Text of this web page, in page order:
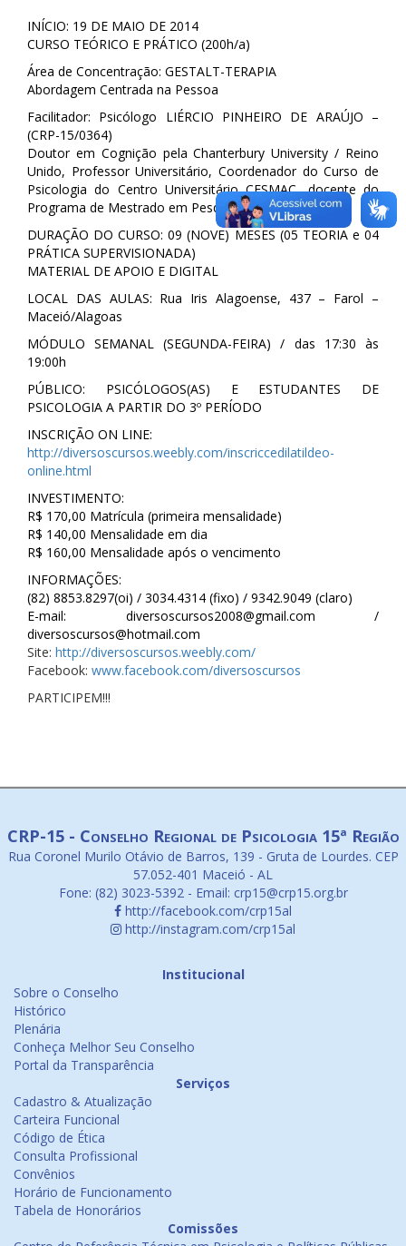
INÍCIO: 19 DE MAIO DE 2014
CURSO TEÓRICO E PRÁTICO (200h/a)
Área de Concentração: GESTALT-TERAPIA
Abordagem Centrada na Pessoa
Facilitador: Psicólogo LIÉRCIO PINHEIRO DE ARAÚJO –
(CRP-15/0364)
Doutor em Cognição pela Chanterbury University / Reino
Unido, Professor Universitário, Coordenador do Curso de
Psicologia do Centro Universitário CESMAC, docente do
Programa de Mestrado em Pesquisa e Saúde.
DURAÇÃO DO CURSO: 09 (NOVE) MESES (05 TEORIA e 04
PRÁTICA SUPERVISIONADA)
MATERIAL DE APOIO E DIGITAL
LOCAL DAS AULAS: Rua Iris Alagoense, 437 – Farol –
Maceió/Alagoas
MÓDULO SEMANAL (SEGUNDA-FEIRA) / das 17:30 às
19:00h
PÚBLICO: PSICÓLOGOS(AS) E ESTUDANTES DE
PSICOLOGIA A PARTIR DO 3º PERÍODO
INSCRIÇÃO ON LINE:
http://diversoscursos.weebly.com/inscriccedilatildeo-
online.html
INVESTIMENTO:
R$ 170,00 Matrícula (primeira mensalidade)
R$ 140,00 Mensalidade em dia
R$ 160,00 Mensalidade após o vencimento
INFORMAÇÕES:
(82) 8853.8297(oi) / 3034.4314 (fixo) / 9342.9049 (claro)
E-mail: diversoscursos2008@gmail.com /
diversoscursos@hotmail.com
Site: http://diversoscursos.weebly.com/
Facebook: www.facebook.com/diversoscursos
PARTICIPEM!!!
CRP-15 - Conselho Regional de Psicologia 15ª Região
Rua Coronel Murilo Otávio de Barros, 139 - Gruta de Lourdes. CEP
57.052-401 Maceió - AL
Fone: (82) 3023-5392 - Email: crp15@crp15.org.br
http://facebook.com/crp15al
http://instagram.com/crp15al
Institucional
Sobre o Conselho
Histórico
Plenária
Conheça Melhor Seu Conselho
Portal da Transparência
Serviços
Cadastro & Atualização
Carteira Funcional
Código de Ética
Consulta Profissional
Convênios
Horário de Funcionamento
Tabela de Honorários
Comissões